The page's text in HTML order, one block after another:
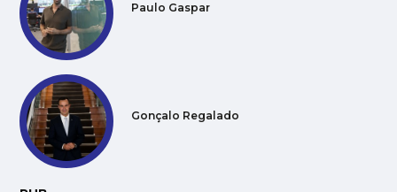
Paulo Gaspar
Gonçalo Regalado